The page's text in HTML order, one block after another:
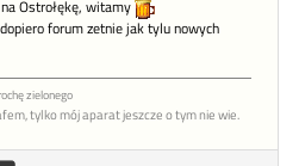
Ostrołękę, witamy
forum zetnie jak tylu nowych
zielonego
tylko mój aparat jeszcze o tym nie wie.